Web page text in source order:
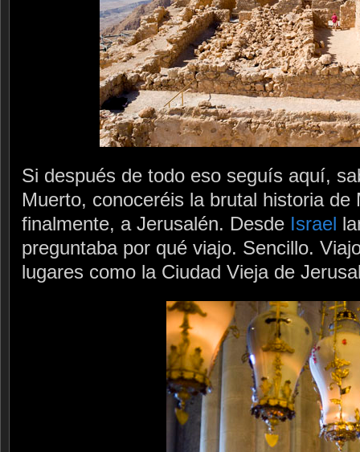
Si después de todo eso seguís aquí,
Muerto, conoceréis la brutal historia de
finalmente, a Jerusalén. Desde Israel
preguntaba por qué viajo. Sencillo.
lugares como la Ciudad Vieja de